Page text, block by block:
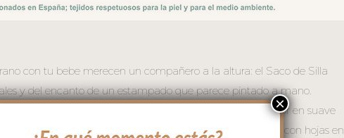
con tu bebe merecen un compañero a la altura: el Saco de Silla
y del encanto de un estampado que parece pintado a mano.
tono cálido y refinado que combina con todo. El interior en suave
jardín: pájaros rosados posados entre ramas botánicas con hojas en
×